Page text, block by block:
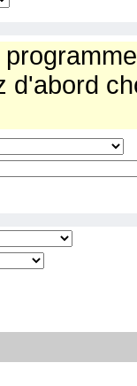
d'abord